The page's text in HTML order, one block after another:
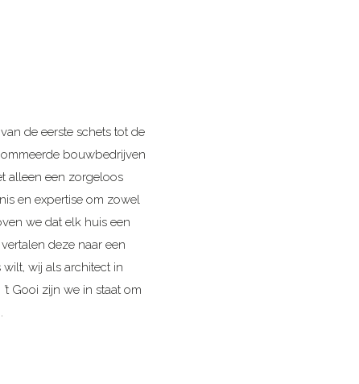
de eerste schets tot de
bouwbedrijven
alleen een zorgeloos
en expertise om zowel
we dat elk huis een
deze naar een
wij als architect in
Gooi zijn we in staat om